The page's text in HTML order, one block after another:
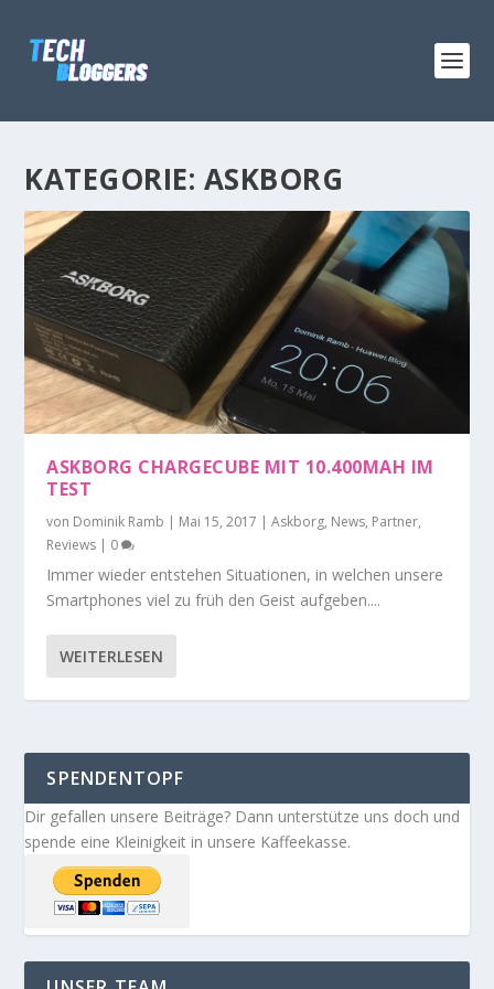
KATEGORIE: ASKBORG
ASKBORG CHARGECUBE MIT 10.400MAH IM
TEST
von Dominik Ramb | Mai 15, 2017 |Askborg, News, Partner,
Reviews | 0
Immer wieder entstehen Situationen, in welchen unsere
Smartphones viel zu früh den Geist aufgeben....
WEITERLESEN
SPENDENTOPF
Dir gefallen unsere Beiträge? Dann unterstütze uns doch und
spende eine Kleinigkeit in unsere Kaffeekasse.